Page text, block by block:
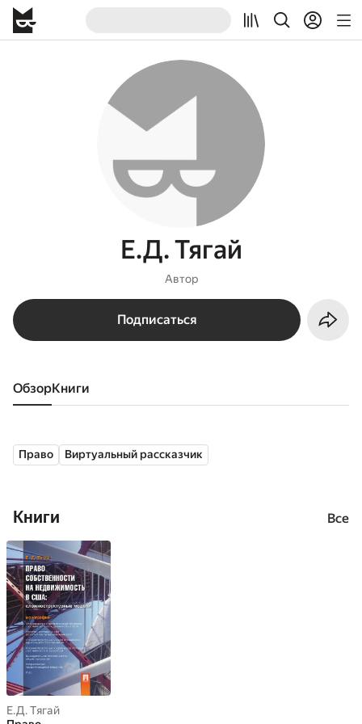
Е.Д. Тягай
Автор
Подписаться
Обзор книги
Право Виртуальный рассказчик
Книги Все
Е.Д. Тягай